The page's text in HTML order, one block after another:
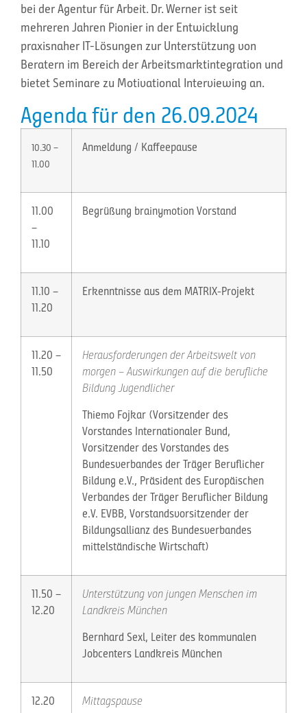
bei der Agentur für Arbeit. Dr. Werner ist seit
mehreren Jahren Pionier in der Entwicklung
praxisnaher IT-Lösungen zur Unterstützung von
Beratern im Bereich der Arbeitsmarktintegration und
bietet Seminare zu Motivational Interviewing an.
Agenda für den 26.09.2024
10.30 –
11.00
Anmeldung / Kaffeepause
11.00
–
11.10
Begrüßung brainymotion Vorstand
11.10 –
11.20
Erkenntnisse aus dem MATRIX-Projekt
11.20 –
11.50
Herausforderungen der Arbeitswelt von
morgen – Auswirkungen auf die berufliche
Bildung Jugendlicher
Thiemo Fojkar (Vorsitzender des
Vorstandes Internationaler Bund,
Vorsitzender des Vorstandes des
Bundesverbandes der Träger Beruflicher
Bildung e.V., Präsident des Europäischen
Verbandes der Träger Beruflicher Bildung
e.V. EVBB, Vorstandsvorsitzender der
Bildungsallianz des Bundesverbandes
mittelständische Wirtschaft)
11.50 –
12.20
Unterstützung von jungen Menschen im
Landkreis München
Bernhard Sexl, Leiter des kommunalen
Jobcenters Landkreis München
12.20
Mittagspause